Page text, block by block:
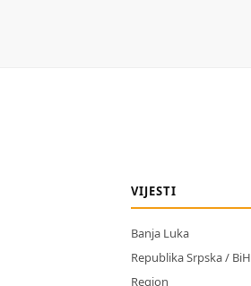
VIJESTI
Banja Luka
Republika Srpska / BiH
Region